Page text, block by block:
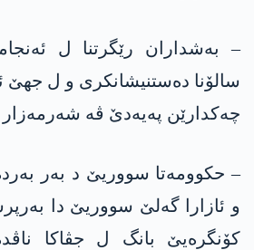
– بەشداران رێگرتنا ل
سالۆنا دەستنیشانکری و ل جھێ
چەکدارێن پەیەدێ ڤە
– حکوومەتا سووریێ د بەر
و ئازارا گەلێ سووریێ دا
کۆنگرەیێ بانگ ل جڤاکا